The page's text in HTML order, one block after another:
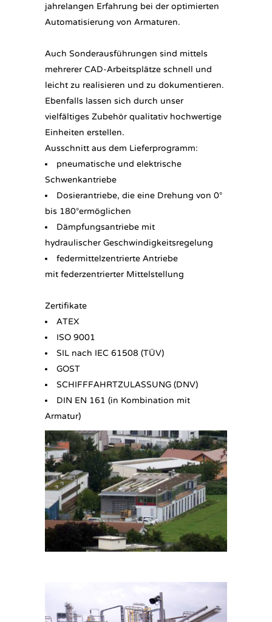
jahrelangen Erfahrung bei der optimierten
Automatisierung von Armaturen.
Auch Sonderausführungen sind mittels
mehrerer CAD-Arbeitsplätze schnell und
leicht zu realisieren und zu dokumentieren.
Ebenfalls lassen sich durch unser
vielfältiges Zubehör qualitativ hochwertige
Einheiten erstellen.
Ausschnitt aus dem Lieferprogramm:
pneumatische und elektrische
Schwenkantriebe
Dosierantriebe, die eine Drehung von 0°
bis 180°ermöglichen
Dämpfungsantriebe mit
hydraulischer Geschwindigkeitsregelung
federmittelzentrierte Antriebe
mit federzentrierter Mittelstellung
Zertifikate
ATEX
ISO 9001
SIL nach IEC 61508 (TÜV)
GOST
SCHIFFFAHRTZULASSUNG (DNV)
DIN EN 161 (in Kombination mit
Armatur)